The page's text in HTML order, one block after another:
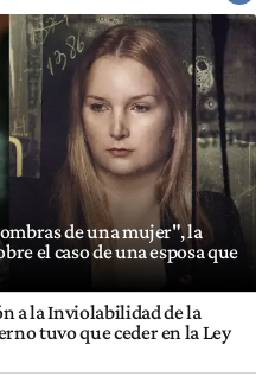
de una mujer", la
el caso de una esposa que
a la Inviolabilidad de la
tuvo que ceder en la Ley